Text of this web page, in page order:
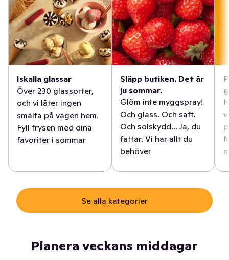
Iskalla glassar
Över 230 glassorter,
och vi låter ingen
smälta på vägen hem.
Fyll frysen med dina
favoriter i sommar
Släpp butiken. Det är
ju sommar.
Glöm inte myggspray!
Och glass. Och saft.
Och solskydd... Ja, du
fattar. Vi har allt du
behöver
Se alla kategorier
Planera veckans middagar